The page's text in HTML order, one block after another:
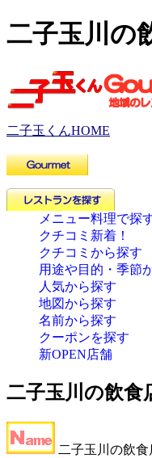
二子玉川の
二子玉くんHOME
メニュー料理で探
クチコミ新着！
クチコミから探す
用途や目的・季節
人気から探す
地図から探す
名前から探す
クーポンを探す
新OPEN店舗
二子玉川の飲
二子玉川の飲